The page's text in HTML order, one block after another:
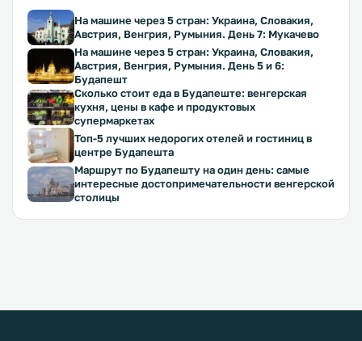
На машине через 5 стран: Украина, Словакия,
Австрия, Венгрия, Румыния. День 7: Мукачево
На машине через 5 стран: Украина, Словакия,
Австрия, Венгрия, Румыния. День 5 и 6:
Будапешт
Сколько стоит еда в Будапеште: венгерская
кухня, цены в кафе и продуктовых
супермаркетах
Топ-5 лучших недорогих отелей и гостиниц в
центре Будапешта
Маршрут по Будапешту на один день: самые
интересные достопримечательности венгерской
столицы